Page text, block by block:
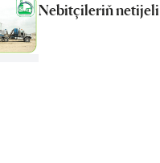
Nebitçileriň netijeli